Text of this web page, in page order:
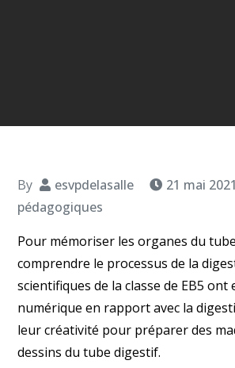
By esvpdelasalle 21 mai 2021
pédagogiques
Pour mémoriser les organes du
comprendre le processus de la
scientifiques de la classe de EB5
numérique en rapport avec la
leur créativité pour préparer des
dessins du tube digestif.